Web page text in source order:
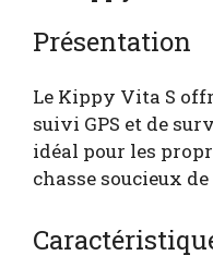
Présentation
Le Kippy Vita S
suivi GPS et de
idéal pour les
chasse soucieux